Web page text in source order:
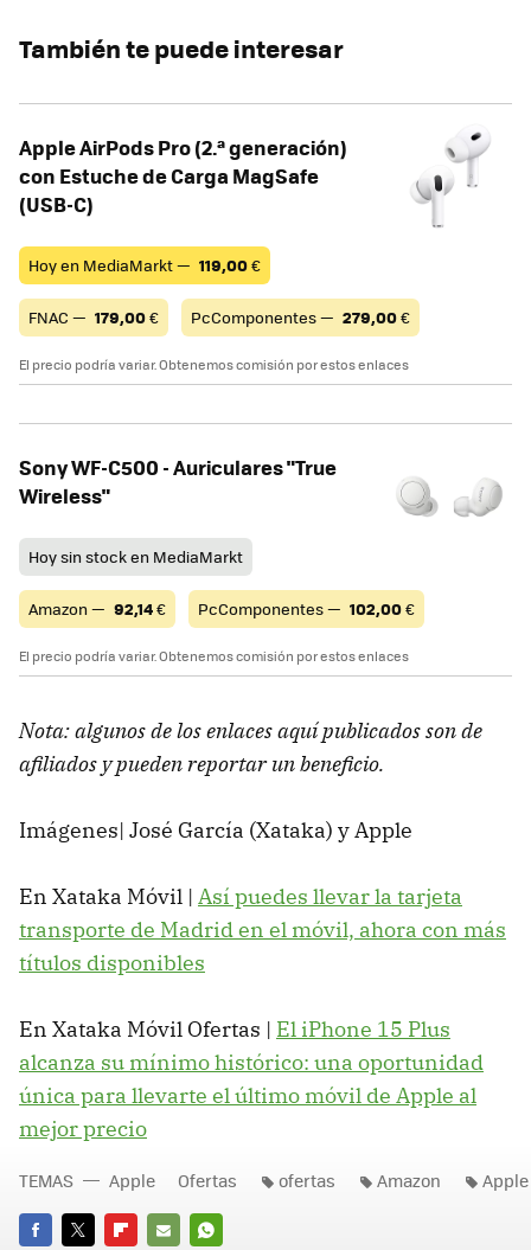
También te puede interesar
Apple AirPods Pro (2.ª generación)
con Estuche de Carga MagSafe
(USB‑C) ​​​​​​​
Hoy en MediaMarkt — 119,00€
FNAC — 179,00€ PcComponentes — 279,00€
El precio podría variar. Obtenemos comisión por estos enlaces
Sony WF-C500 - Auriculares "True
Wireless"
Hoy sin stock en MediaMarkt
Amazon — 92,14€ PcComponentes — 102,00€
El precio podría variar. Obtenemos comisión por estos enlaces
Nota: algunos de los enlaces aquí publicados son de
afiliados y pueden reportar un beneficio.
Imágenes| José García (Xataka) y Apple
En Xataka Móvil | Así puedes llevar la tarjeta
transporte de Madrid en el móvil, ahora con más
títulos disponibles
En Xataka Móvil Ofertas | El iPhone 15 Plus
alcanza su mínimo histórico: una oportunidad
única para llevarte el último móvil de Apple al
mejor precio
TEMAS Apple Ofertas ofertas Amazon